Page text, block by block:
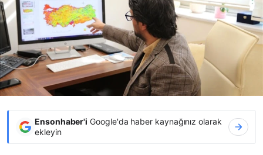
Ensonhaber'i Google'da haber kaynağınız olarak
ekleyin